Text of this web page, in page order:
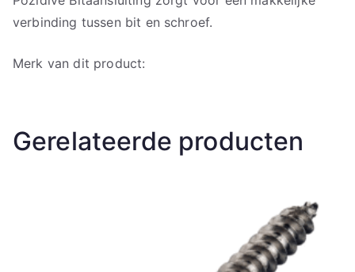
verbinding tussen bit en schroef.
Merk van dit product:
Gerelateerde producten